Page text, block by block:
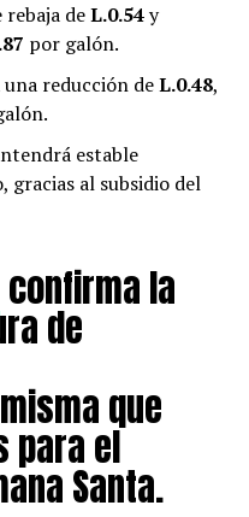
deL.0.54y
por galón.
reducción deL.0.48,
estable
al subsidio del
confirma la
de
que
para el
Santa.